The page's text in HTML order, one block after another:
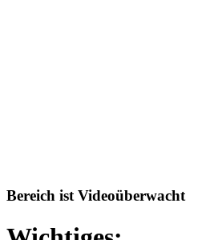
Bereich ist Videoüberwacht